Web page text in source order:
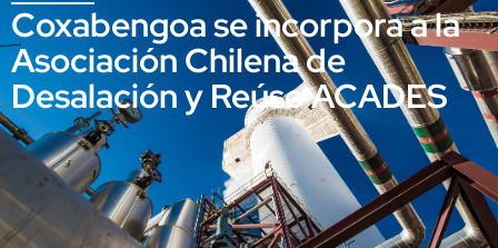
Coxabengoa se incorpora a la
Asociación Chilena de
Desalación y Reúso ACADES